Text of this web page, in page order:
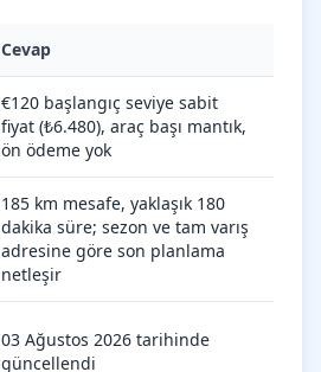
Cevap
€120 başlangıç seviye sabit
fiyat (₺6.480), araç başı mantık,
ön ödeme yok
185 km mesafe, yaklaşık 180
dakika süre; sezon ve tam varış
adresine göre son planlama
netleşir
03 Ağustos 2026 tarihinde
güncellendi